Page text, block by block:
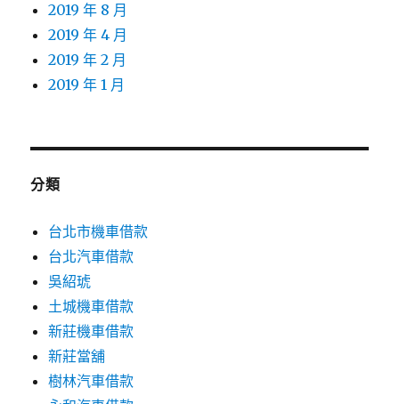
2019 年 8 月
2019 年 4 月
2019 年 2 月
2019 年 1 月
分類
台北市機車借款
台北汽車借款
吳紹琥
土城機車借款
新莊機車借款
新莊當舖
樹林汽車借款